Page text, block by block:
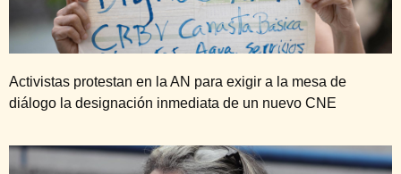
Activistas protestan en la AN para exigir a la mesa de
diálogo la designación inmediata de un nuevo CNE